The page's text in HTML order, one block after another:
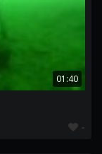
01:40
-